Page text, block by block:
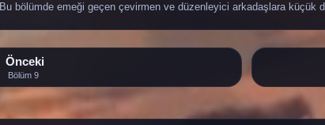
Bu bölümde emeği geçen çevirmen ve düzenleyici arkadaşlara küçük
Önceki
Bölüm 9